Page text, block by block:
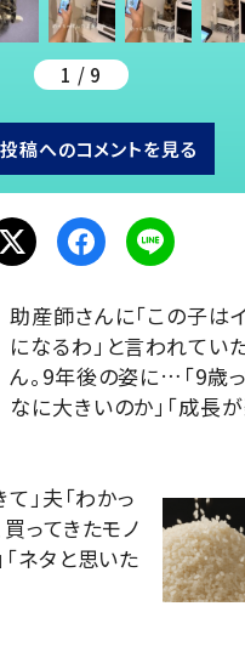
1 / 9
稿へのコメントを見る
助産師さんに「この子は
になるわ」と言われてい
ん。9年後の姿に…「9歳
なに大きいのか」「成長が
」夫「わかっ
買ってきたモノ
「ネタと思いた